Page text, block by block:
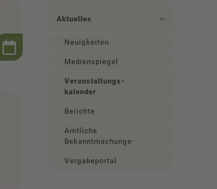
Aktuelles
Neuigkeiten
Medienspiegel
Veranstaltungs­
kalender
Berichte
Amtliche
Bekanntmachungen
Vergabeportal